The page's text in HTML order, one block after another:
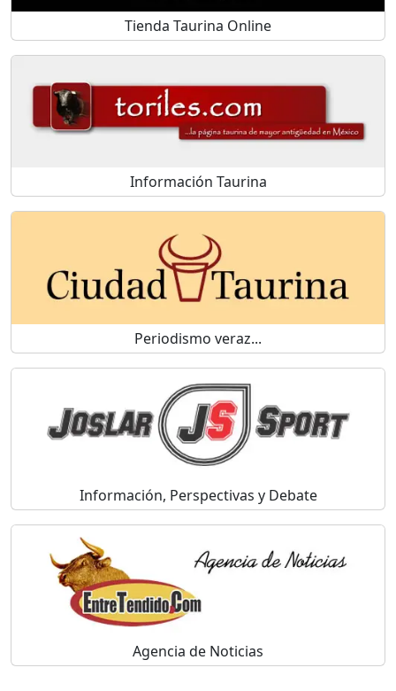
Tienda Taurina Online
Información Taurina
Periodismo veraz...
Información, Perspectivas y Debate
Agencia de Noticias